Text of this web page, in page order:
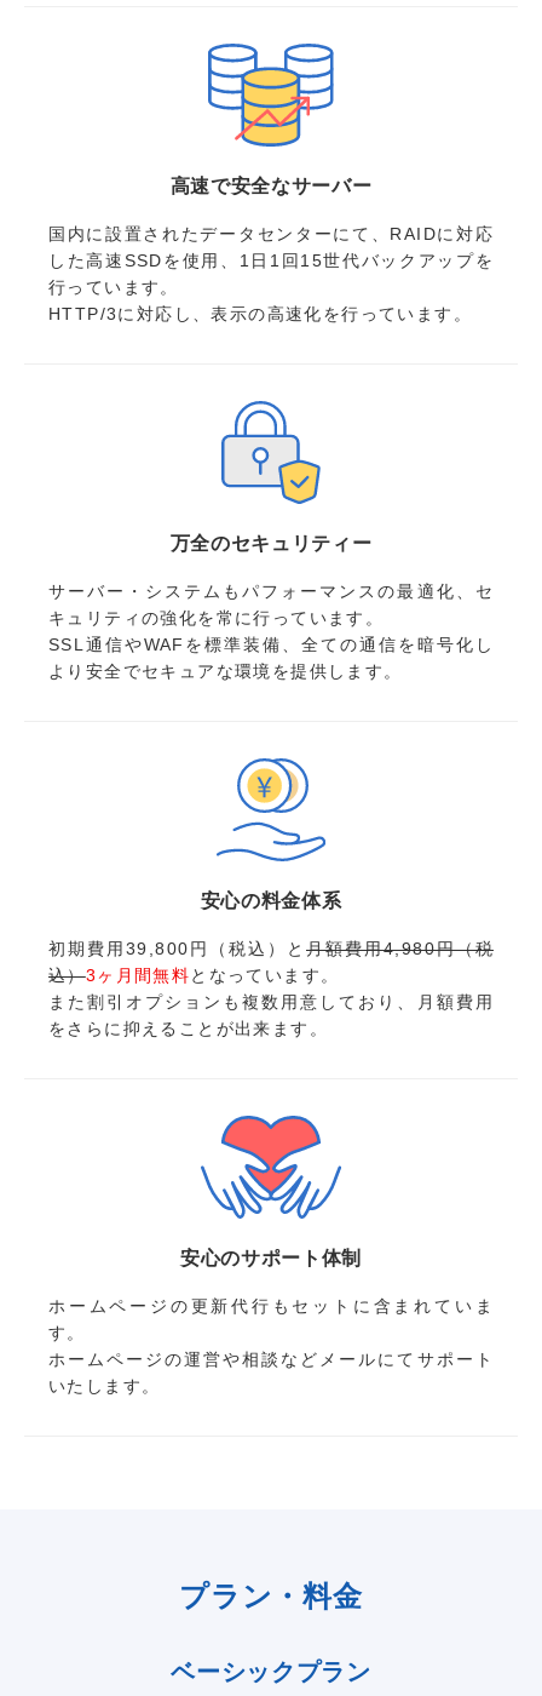
高速で安全なサーバー
国内に設置されたデータセンターにて、RAIDに対応
した高速SSDを使用、1日1回15世代バックアップを
行っています。
HTTP/3に対応し、表示の高速化を行っています。
万全のセキュリティー
サーバー・システムもパフォーマンスの最適化、セ
キュリティの強化を常に行っています。
SSL通信やWAFを標準装備、全ての通信を暗号化し
より安全でセキュアな環境を提供します。
安心の料金体系
初期費用39,800円（税込）と 月額費用4,980円（税
込）3ヶ月間無料となっています。
また割引オプションも複数用意しており、月額費用
をさらに抑えることが出来ます。
安心のサポート体制
ホームページの更新代行もセットに含まれていま
す。
ホームページの運営や相談などメールにてサポート
いたします。
プラン・料金
ベーシックプラン